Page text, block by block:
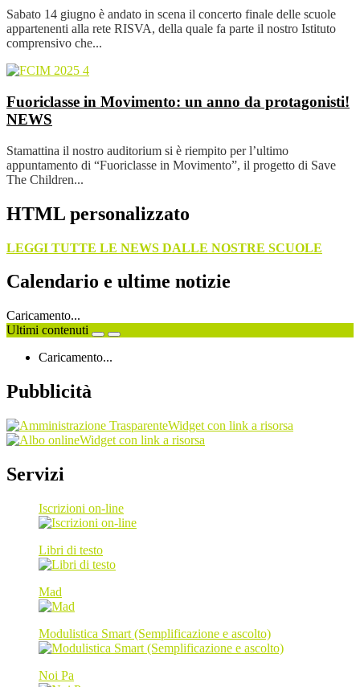
Sabato 14 giugno è andato in scena il concerto finale delle scuole
appartenenti alla rete RISVA, della quale fa parte il nostro Istituto
comprensivo che...
Fuoriclasse in Movimento: un anno da protagonisti!
NEWS
Stamattina il nostro auditorium si è riempito per l’ultimo
appuntamento di “Fuoriclasse in Movimento”, il progetto di Save
The Children...
HTML personalizzato
LEGGI TUTTE LE NEWS DALLE NOSTRE SCUOLE
Calendario e ultime notizie
Caricamento...
Ultimi contenuti
Caricamento...
Pubblicità
Widget con link a risorsa
Widget con link a risorsa
Servizi
Iscrizioni on-line
Libri di testo
Mad
Modulistica Smart (Semplificazione e ascolto)
Noi Pa